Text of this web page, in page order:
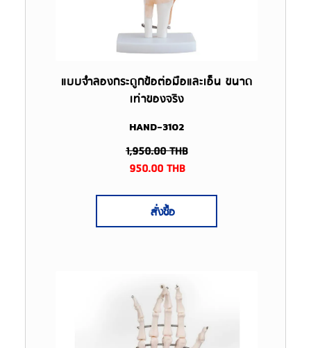
แบบจำลองกระดูกข้อต่อมือและเอ็น ขนาด
เท่าของจริง
HAND-3102
1,950.00THB
950.00THB
สั่งซื้อ